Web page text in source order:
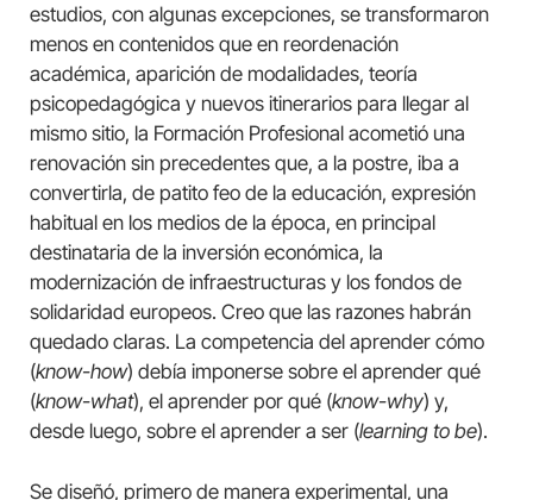
estudios, con algunas excepciones, se transformaron
menos en contenidos que en reordenación
académica, aparición de modalidades, teoría
psicopedagógica y nuevos itinerarios para llegar al
mismo sitio, la Formación Profesional acometió una
renovación sin precedentes que, a la postre, iba a
convertirla, de patito feo de la educación, expresión
habitual en los medios de la época, en principal
destinataria de la inversión económica, la
modernización de infraestructuras y los fondos de
solidaridad europeos. Creo que las razones habrán
quedado claras. La competencia del aprender cómo
(know-how) debía imponerse sobre el aprender qué
(know-what), el aprender por qué (know-why) y,
desde luego, sobre el aprender a ser (learning to be).
Se diseñó, primero de manera experimental, una